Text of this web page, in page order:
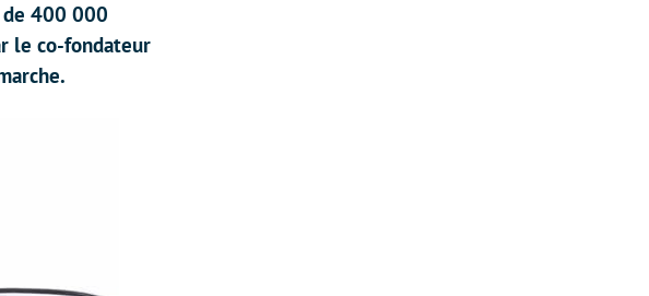
400 000
le co-fondateur